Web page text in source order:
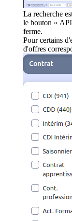
La recherche
le bouton «
ferme.
Pour certains
d'offres